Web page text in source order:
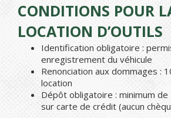
CONDITIONS POUR
LOCATION D’OUTILS
Identification obligatoire :
enregistrement du véhicule
Renonciation aux dommages :
location
Dépôt obligatoire : minimum
sur carte de crédit (aucun